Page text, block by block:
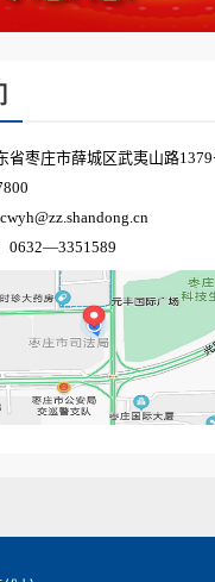
省枣庄市薛城区武夷山路1379
0632—3351589